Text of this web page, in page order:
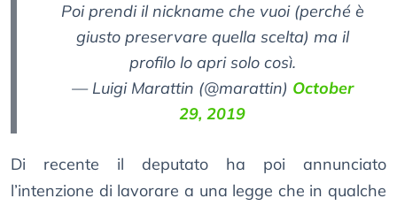
Poi prendi il nickname che vuoi (perché è
giusto preservare quella scelta) ma il
profilo lo apri solo così.
— Luigi Marattin (@marattin) October
29, 2019
Di recente il deputato ha poi annunciato
l’intenzione di lavorare a una legge che in qualche